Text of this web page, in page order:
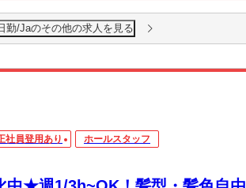
勤/Jaのその他の求人を見る
社員登用あり ホールスタッフ